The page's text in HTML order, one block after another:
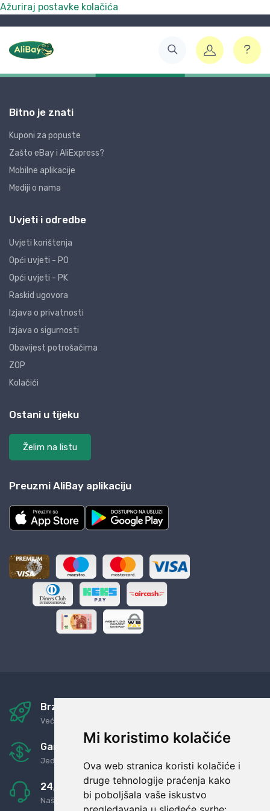
Mi koristimo kolačiće
Ova web stranica koristi kolačiće i
druge tehnologije praćenja kako
bi poboljšala vaše iskustvo
Ažuriraj postavke kolačića
Bitno je znati
Kuponi za popuste
Zašto eBay i AliExpress?
Mobilne aplikacije
Mediji o nama
Uvjeti i odredbe
Uvjeti korištenja
Opći uvjeti - PO
Opći uvjeti - PK
Raskid ugovora
Izjava o privatnosti
Izjava o sigurnosti
Obavijest potrošačima
ZOP
Kolačići
Ostani u tijeku
Želim na listu
Preuzmi AliBay aplikaciju
Brza i sigurna dostava
Već za nekoliko dana kod vas
Garancija u povrat novaca
Jednostavno pravilo: Roba za novac
24/7 odlična podrška
Naši agenti uvijek na raspolaganju